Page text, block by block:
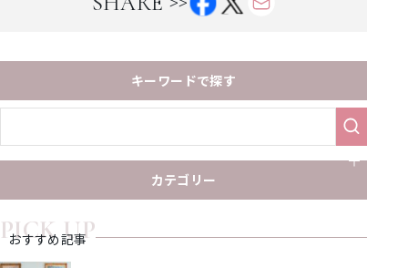
キーワードで探す
カテゴリー
PICK UP
おすすめ記事